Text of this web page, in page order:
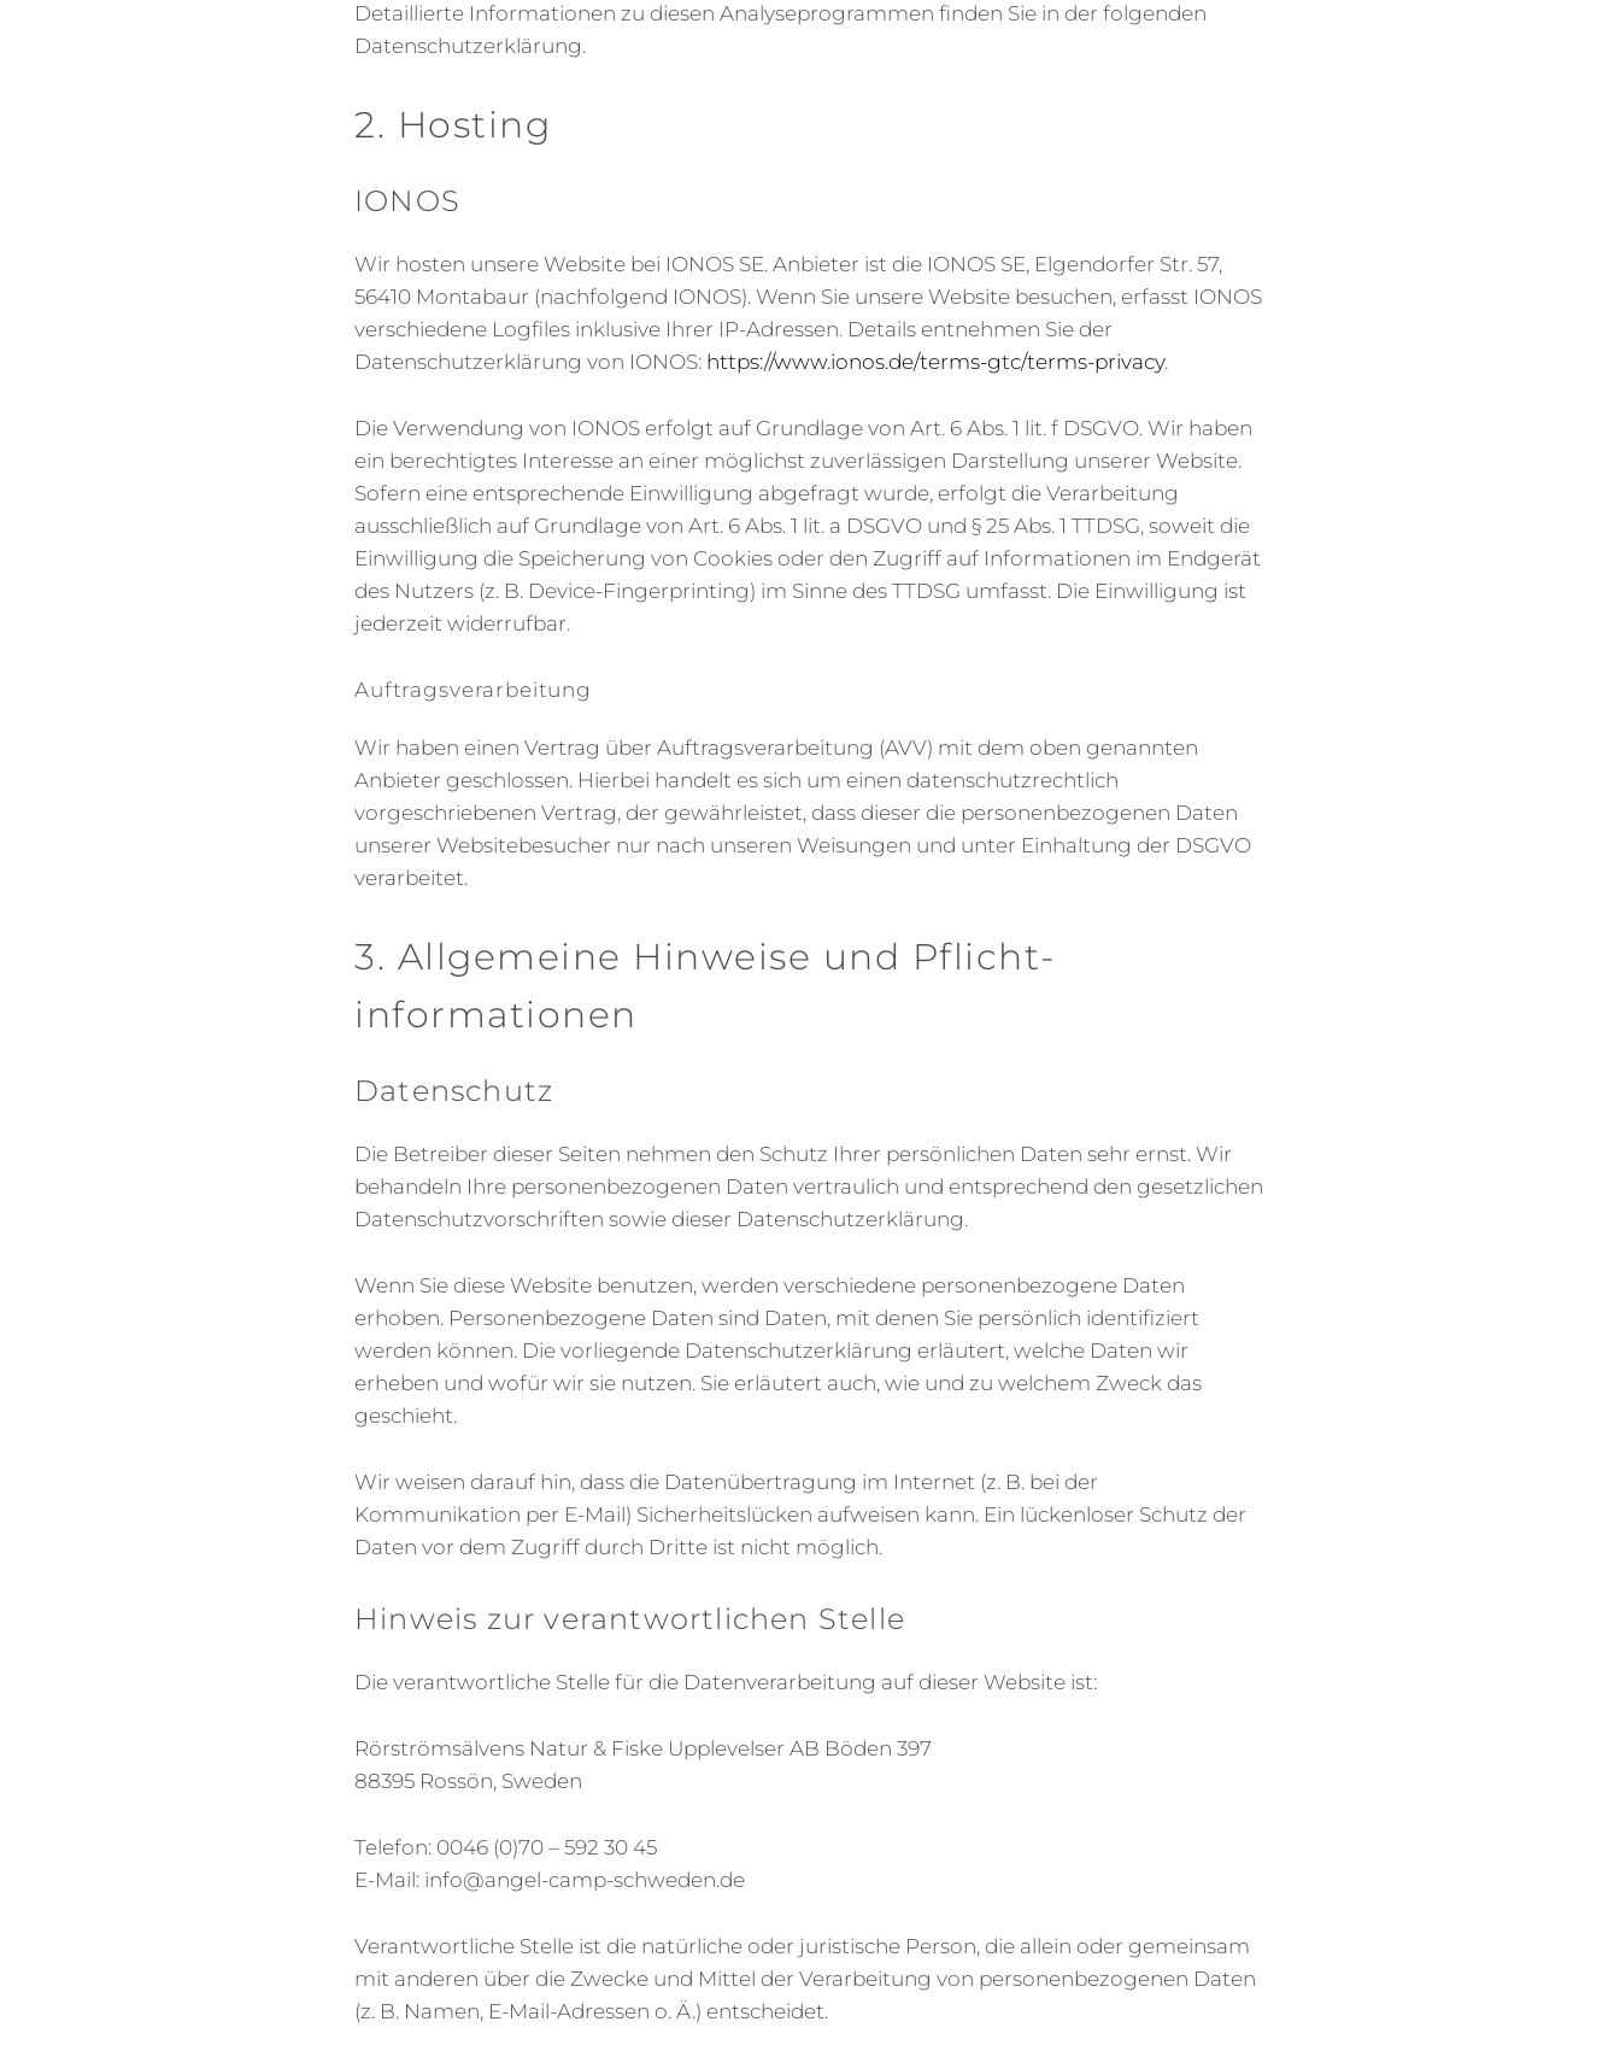
Detaillierte Informationen zu diesen Analyseprogrammen finden Sie in der folgenden
Datenschutzerklärung.
2. Hosting
IONOS
Wir hosten unsere Website bei IONOS SE. Anbieter ist die IONOS SE, Elgendorfer Str. 57,
56410 Montabaur (nachfolgend IONOS). Wenn Sie unsere Website besuchen, erfasst IONOS
verschiedene Logfiles inklusive Ihrer IP-Adressen. Details entnehmen Sie der
Datenschutzerklärung von IONOS: https://www.ionos.de/terms-gtc/terms-privacy.
Die Verwendung von IONOS erfolgt auf Grundlage von Art. 6 Abs. 1 lit. f DSGVO. Wir haben
ein berechtigtes Interesse an einer möglichst zuverlässigen Darstellung unserer Website.
Sofern eine entsprechende Einwilligung abgefragt wurde, erfolgt die Verarbeitung
ausschließlich auf Grundlage von Art. 6 Abs. 1 lit. a DSGVO und § 25 Abs. 1 TTDSG, soweit die
Einwilligung die Speicherung von Cookies oder den Zugriff auf Informationen im Endgerät
des Nutzers (z. B. Device-Fingerprinting) im Sinne des TTDSG umfasst. Die Einwilligung ist
jederzeit widerrufbar.
Auftragsverarbeitung
Wir haben einen Vertrag über Auftragsverarbeitung (AVV) mit dem oben genannten
Anbieter geschlossen. Hierbei handelt es sich um einen datenschutzrechtlich
vorgeschriebenen Vertrag, der gewährleistet, dass dieser die personenbezogenen Daten
unserer Websitebesucher nur nach unseren Weisungen und unter Einhaltung der DSGVO
verarbeitet.
3. Allgemeine Hinweise und Pflicht­
informationen
Datenschutz
Die Betreiber dieser Seiten nehmen den Schutz Ihrer persönlichen Daten sehr ernst. Wir
behandeln Ihre personenbezogenen Daten vertraulich und entsprechend den gesetzlichen
Datenschutzvorschriften sowie dieser Datenschutzerklärung.
Wenn Sie diese Website benutzen, werden verschiedene personenbezogene Daten
erhoben. Personenbezogene Daten sind Daten, mit denen Sie persönlich identifiziert
werden können. Die vorliegende Datenschutzerklärung erläutert, welche Daten wir
erheben und wofür wir sie nutzen. Sie erläutert auch, wie und zu welchem Zweck das
geschieht.
Wir weisen darauf hin, dass die Datenübertragung im Internet (z. B. bei der
Kommunikation per E-Mail) Sicherheitslücken aufweisen kann. Ein lückenloser Schutz der
Daten vor dem Zugriff durch Dritte ist nicht möglich.
Hinweis zur verantwortlichen Stelle
Die verantwortliche Stelle für die Datenverarbeitung auf dieser Website ist:
Rörströmsälvens Natur & Fiske Upplevelser AB Böden 397
88395 Rossön, Sweden
Telefon: 0046 (0)70 – 592 30 45
E-Mail: info@angel-camp-schweden.de
Verantwortliche Stelle ist die natürliche oder juristische Person, die allein oder gemeinsam
mit anderen über die Zwecke und Mittel der Verarbeitung von personenbezogenen Daten
(z. B. Namen, E-Mail-Adressen o. Ä.) entscheidet.